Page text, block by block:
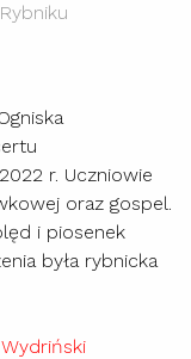
r. Uczniowie
oraz gospel.
i piosenek
była rybnicka